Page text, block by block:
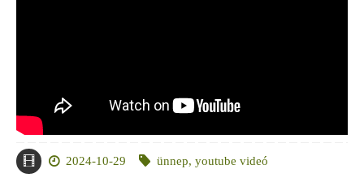
2024-10-29 ünnep, youtube videó